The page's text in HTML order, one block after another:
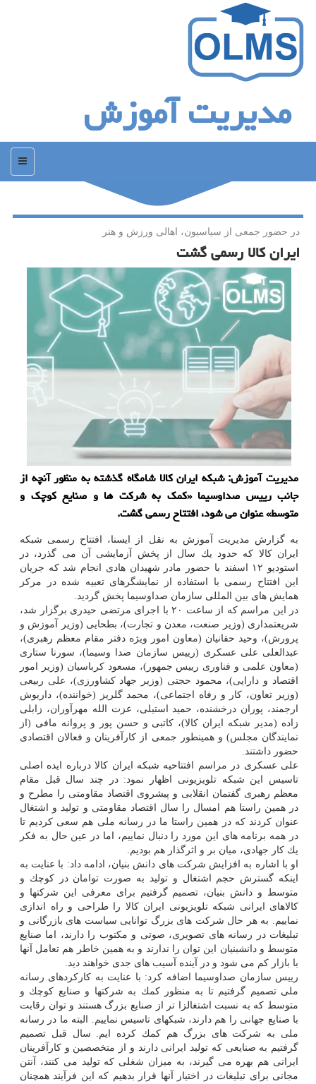
مدیریت آموزش
منو
در حضور جمعی از سیاسیون، اهالی ورزش و هنر
ایران كالا رسمی گشت
مدیریت آموزش: شبكه ایران كالا شامگاه گذشته به منظور آنچه از
جانب رییس صداوسیما «كمك به شركت­ ها و صنایع كوچك و
متوسط» عنوان می شود، افتتاح رسمی گشت.
به گزارش مدیریت آموزش به نقل از ایسنا، افتتاح رسمی شبكه
ایران كالا كه حدود یك سال از پخش آزمایشی آن می گذرد، در
استودیو ۱۲ اسفند با حضور مادر شهیدان هادی انجام شد كه جریان
این افتتاح رسمی با استفاده از نمایشگرهای تعبیه شده در مركز​
همایش های بین المللی سازمان صداوسیما پخش گردید.
در این مراسم كه از ساعت ۲۰ با اجرای مرتضی حیدری برگزار شد،
شریعتمداری (وزیر صنعت، معدن و تجارت)، بطحایی (وزیر آموزش و
پرورش)، وحید حقانیان (معاون امور ویژه دفتر مقام معظم رهبری)،
عبدالعلی علی عسكری (رییس سازمان صدا وسیما)، سورنا ستاری
(معاون علمی و فناوری رییس جمهور)، مسعود كرباسیان (وزیر امور
اقتصاد و دارایی)، محمود حجتی (وزیر جهاد كشاورزی)، علی ربیعی
(وزیر تعاون، كار و رفاه اجتماعی)، محمد گلریز (خواننده)، داریوش
ارجمند، پوران درخشنده، حمید استیلی، عزت الله مهرآوران، زابلی
زاده (مدیر شبكه ایران كالا)، كاتبی و حسن پور و پروانه مافی (از
نمایندگان مجلس) و همینطور جمعی از كارآفرینان و فعالان اقتصادی
حضور داشتند.
علی عسكری در مراسم افتتاحیه شبكه ایران كالا درباره ایده اصلی
تاسیس این شبكه تلویزیونی اظهار نمود: در چند سال قبل مقام
معظم رهبری گفتمان انقلابی و پیشروی اقتصاد مقاومتی را مطرح و
در همین راستا هم امسال را سال اقتصاد مقاومتی و تولید و اشتغال
عنوان كردند كه در همین راستا ما در رسانه ملی هم سعی كردیم تا
در همه برنامه­ های این مورد را دنبال نماییم، اما در عین حال به فكر
یك كار جهادی، میان بر و اثرگذار هم بودیم.
او با اشاره به افزایش شركت­ های دانش بنیان، ادامه داد: با عنایت به
اینكه گسترش حجم اشتغال و تولید به صورت توامان در كوچك و
متوسط و دانش بنیان، تصمیم گرفتیم برای معرفی این شركت­ها و
كالاهای ایرانی شبكه تلویزیونی ایران كالا را طراحی و راه­ اندازی
نماییم. به هر حال شركت­ های بزرگ توانایی سیاست­ های بازرگانی و
تبلیغات در رسانه ­های تصویری، صوتی و مكتوب را دارند، اما صنایع
متوسط و دانش­بنیان این توان را ندارند و به همین خاطر هم تعامل آنها
با بازار كم می­ شود و در آینده آسیب­ های جدی خواهند دید.
رییس سازمان صداوسیما اضافه كرد: با عنایت به كاركردهای رسانه
ملی تصمیم گرفتیم تا به منظور كمك به شركت­ها و صنایع كوچك و
متوسط كه به نسبت اشتغال­زا تر از صنایع بزرگ هستند و توان رقابت
با صنایع جهانی را هم دارند، شبكه­ای تاسیس نماییم. البته ما در رسانه
ملی به شركت­ های بزرگ هم كمك كرده ­ایم. سال قبل تصمیم
گرفتیم به صنایعی كه تولید ایرانی دارند و از متخصصین و كارآفرینان
ایرانی هم بهره می­ گیرند، به میزان شغلی كه تولید می­ كنند، آنتن
مجانی برای تبلیغات در اختیار آنها قرار بدهیم كه این فرآیند همچنان